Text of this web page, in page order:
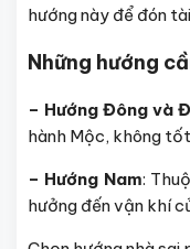
hướng này để đón
Những hướng
– Hướng Đông và
hành Mộc, không
– Hướng Nam:
hưởng đến vận khí